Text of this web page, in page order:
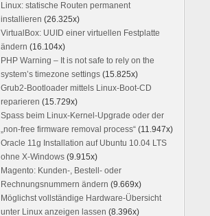
Linux: statische Routen permanent
installieren (26.325x)
VirtualBox: UUID einer virtuellen Festplatte
ändern (16.104x)
PHP Warning – It is not safe to rely on the
system’s timezone settings (15.825x)
Grub2-Bootloader mittels Linux-Boot-CD
reparieren (15.729x)
Spass beim Linux-Kernel-Upgrade oder der
„non-free firmware removal process“ (11.947x)
Oracle 11g Installation auf Ubuntu 10.04 LTS
ohne X-Windows (9.915x)
Magento: Kunden-, Bestell- oder
Rechnungsnummern ändern (9.669x)
Möglichst vollständige Hardware-Übersicht
unter Linux anzeigen lassen (8.396x)